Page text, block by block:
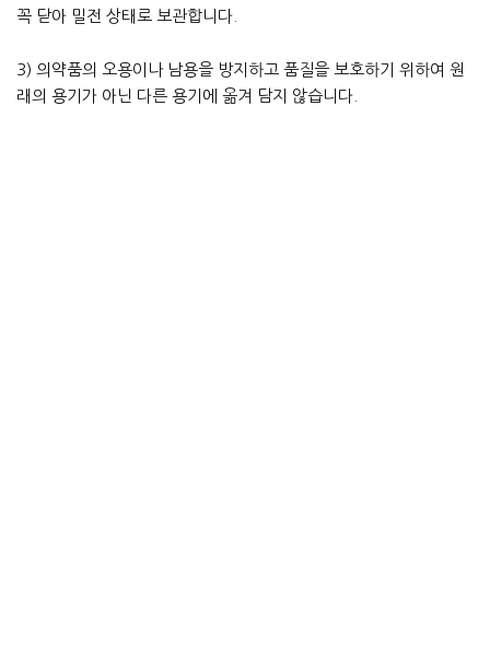
꼭 닫아 밀전 상태로 보관합니다.
3) 의약품의 오용이나 남용을 방지하고 품질을 보호하기 위하여 원
래의 용기가 아닌 다른 용기에 옮겨 담지 않습니다.